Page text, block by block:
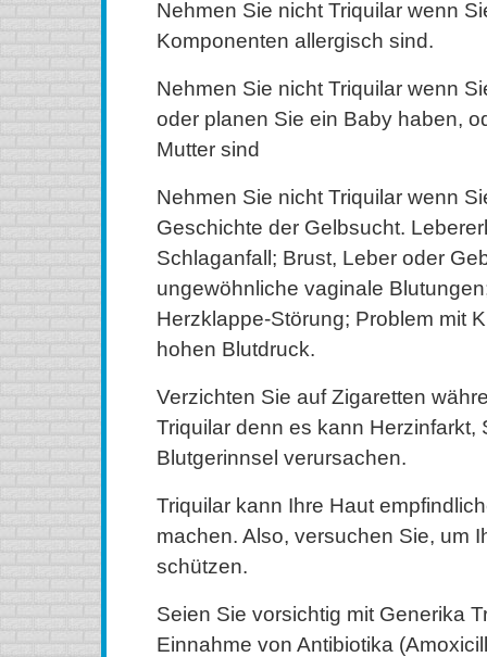
Nehmen Sie nicht Triquilar wenn
Komponenten allergisch sind.
Nehmen Sie nicht Triquilar wenn
oder planen Sie ein Baby haben,
Mutter sind
Nehmen Sie nicht Triquilar wenn
Geschichte der Gelbsucht.
Schlaganfall; Brust, Leber oder
ungewöhnliche vaginale
Herzklappe-Störung; Problem mit
hohen Blutdruck.
Verzichten Sie auf Zigaretten
Triquilar denn es kann Herzinfarkt,
Blutgerinnsel verursachen.
Triquilar kann Ihre Haut
machen. Also, versuchen Sie, um
schützen.
Seien Sie vorsichtig mit Generika
Einnahme von Antibiotika